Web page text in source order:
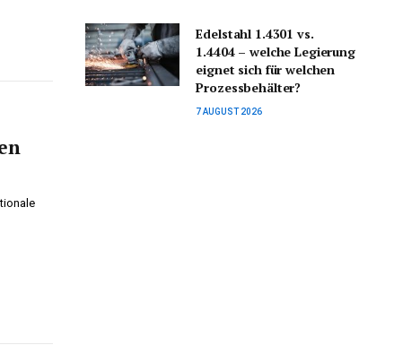
Edelstahl 1.4301 vs.
1.4404 – welche Legierung
eignet sich für welchen
Prozessbehälter?
7 AUGUST 2026